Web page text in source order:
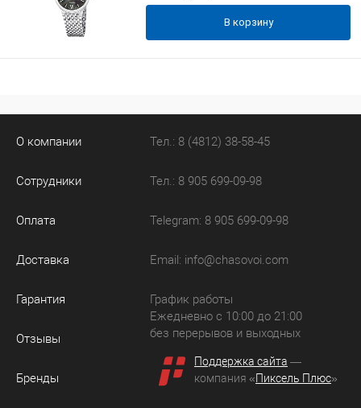
В корзину
О компании
Сотрудники
Оплата
Доставка
Гарантия
Отзывы
Бренды
Тел.: 8 (4812) 38-58-45
Тел.: 8 905 699-09-98
Telegram: 8 905 699-09-98
Email: info@chasovoi.com
График работы
Ежедневно с 10:00 до 21:00
без перерывов и выходных
Поддержка сайта —
компания «Пиксель Плюс»